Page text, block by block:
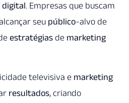
digital. Empresas que buscam
seu público-alvo de
estratégias de marketing
televisiva e marketing
resultados, criando